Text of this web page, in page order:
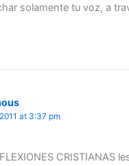
solamente tu voz, a
at 3:37 pm
CRISTIANAS